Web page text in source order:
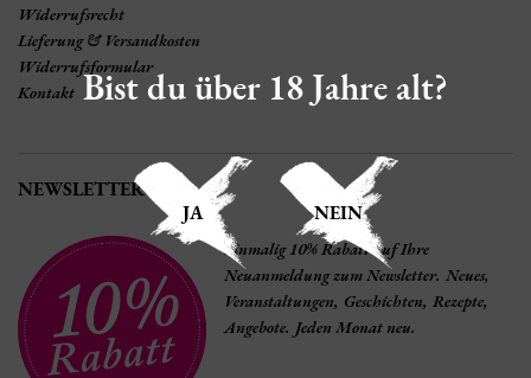
Widerrufsrecht
Lieferung & Versandkosten
Widerrufsformular
Kontakt
NEWSLETTER
Einmalig 10% Rabatt auf Ihre
Neuanmeldung zum Newsletter. Neues,
Veranstaltungen, Geschichten, Rezepte,
Angebote. Jeden Monat neu.
Bist du über 18 Jahre alt?
JA NEIN